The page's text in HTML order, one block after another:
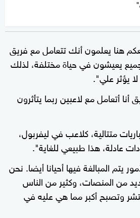
هنا يعلمون أنك تتعامل مع فريق
والجميع يعيشون في حياة مختلفة، لذلك
يؤثر علي".
أنا أتعامل مع لاعبين ربما يتأثرون
"إذا خسرت 4 مباريات متتالية، كلاعب في ليفربول،
عادلة، هذا طبيعي للغاية".
يتم المبالغة فيها أحيانا أيضا. نحن
من المنصات، وكثير من الناس
وتصبح أكبر مما هي عليه في